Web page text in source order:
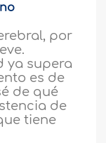
por
ya supera
es de
de qué
de
tiene